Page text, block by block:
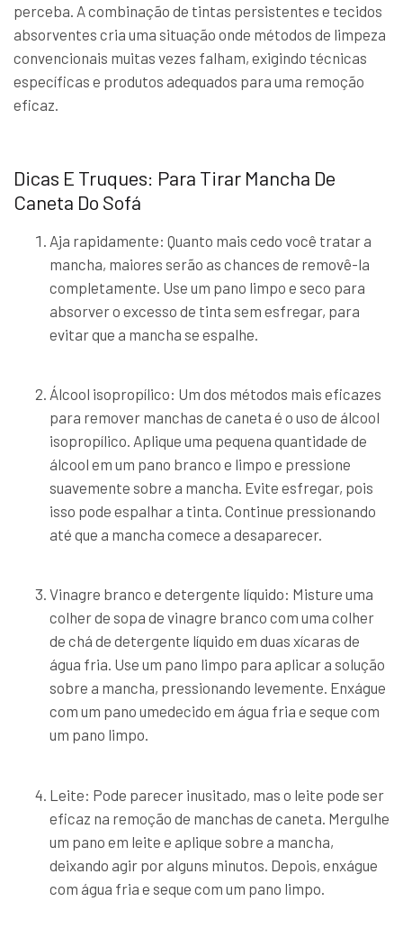
perceba. A combinação de tintas persistentes e tecidos
absorventes cria uma situação onde métodos de limpeza
convencionais muitas vezes falham, exigindo técnicas
específicas e produtos adequados para uma remoção
eficaz.
Dicas E Truques: Para Tirar Mancha De
Caneta Do Sofá
Aja rapidamente: Quanto mais cedo você tratar a
mancha, maiores serão as chances de removê-la
completamente. Use um pano limpo e seco para
absorver o excesso de tinta sem esfregar, para
evitar que a mancha se espalhe.
Álcool isopropílico: Um dos métodos mais eficazes
para remover manchas de caneta é o uso de álcool
isopropílico. Aplique uma pequena quantidade de
álcool em um pano branco e limpo e pressione
suavemente sobre a mancha. Evite esfregar, pois
isso pode espalhar a tinta. Continue pressionando
até que a mancha comece a desaparecer.
Vinagre branco e detergente líquido: Misture uma
colher de sopa de vinagre branco com uma colher
de chá de detergente líquido em duas xícaras de
água fria. Use um pano limpo para aplicar a solução
sobre a mancha, pressionando levemente. Enxágue
com um pano umedecido em água fria e seque com
um pano limpo.
Leite: Pode parecer inusitado, mas o leite pode ser
eficaz na remoção de manchas de caneta. Mergulhe
um pano em leite e aplique sobre a mancha,
deixando agir por alguns minutos. Depois, enxágue
com água fria e seque com um pano limpo.